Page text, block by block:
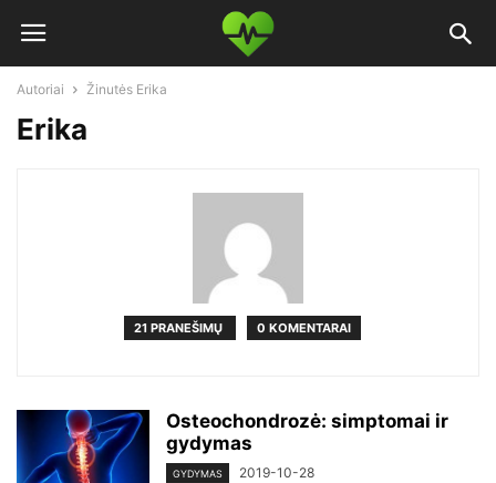
Autoriai Žinutės Erika
Erika
21 PRANEŠIMŲ 0 KOMENTARAI
Osteochondrozė: simptomai ir
gydymas
GYDYMAS 2019-10-28